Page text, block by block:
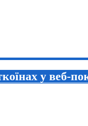
у веб-